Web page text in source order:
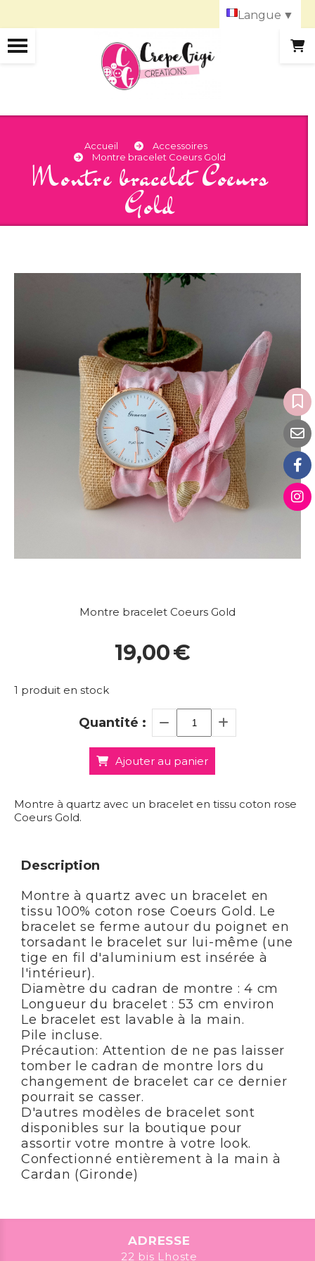
Accueil
Accessoires
Montre bracelet Coeurs Gold
Montre bracelet Coeurs
Gold
Montre bracelet Coeurs Gold
19,00€
1 produit en stock
Quantité :
Ajouter au panier
Montre à quartz avec un bracelet en tissu coton rose
Coeurs Gold.
Description
Montre à quartz avec un bracelet en
tissu 100% coton rose Coeurs Gold. Le
bracelet se ferme autour du poignet en
torsadant le bracelet sur lui-même (une
tige en fil d'aluminium est insérée à
l'intérieur).
Diamètre du cadran de montre : 4 cm
Longueur du bracelet : 53 cm environ
Le bracelet est lavable à la main.
Pile incluse.
Précaution: Attention de ne pas laisser
tomber le cadran de montre lors du
changement de bracelet car ce dernier
pourrait se casser.
D'autres modèles de bracelet sont
disponibles sur la boutique pour
assortir votre montre à votre look.
Confectionné entièrement à la main à
Cardan (Gironde)
ADRESSE
22 bis Lhoste
Langue ▼